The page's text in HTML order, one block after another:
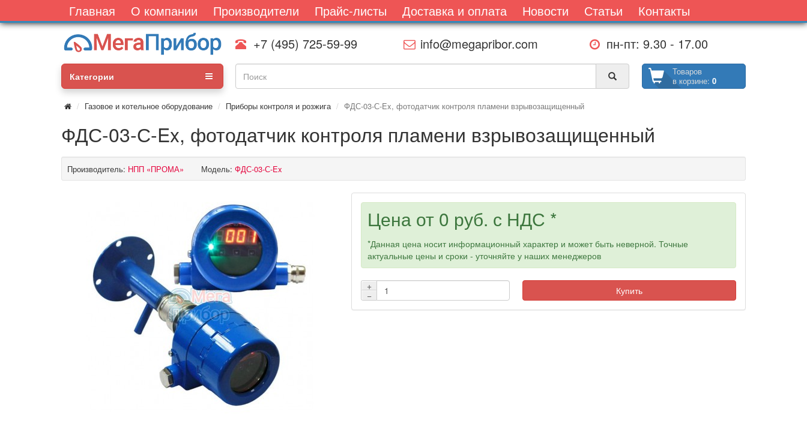
Главная О компании Производители Прайс-листы Доставка и оплата Новости Статьи
Контакты
+7 (495) 725-59-99
info@megapribor.com пн-пт: 9.30 - 17.00
Товаров
в корзине: 0
Категории
Газовое и котельное оборудование Приборы контроля и розжига ФДС-03-С-Ex, фотодатчик контроля пламени взрывозащищенный
ФДС-03-С-Ex, фотодатчик контроля пламени взрывозащищенный
Производитель: НПП «ПРОМА» Модель: ФДС-03-С-Ex
Цена от 0 руб. с НДС *
*Данная цена носит информационный характер и может быть неверной. Точные
актуальные цены и сроки - уточняйте у наших менеджеров
+
−
Купить